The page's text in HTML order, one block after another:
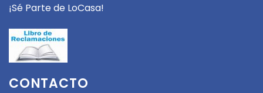
¡Sé Parte de LoCasa!
CONTACTO